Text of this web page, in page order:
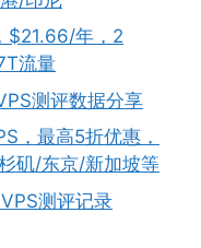
$21.66/年，2
流量
测评数据分享
，最高5折优惠，
矶/东京/新加坡等
测评记录